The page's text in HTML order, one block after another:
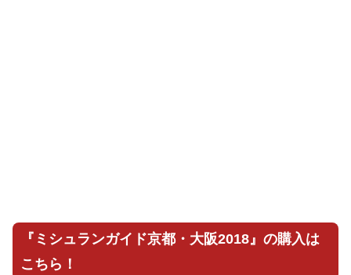
『ミシュランガイド京都・大阪2018』の購入は
こちら！